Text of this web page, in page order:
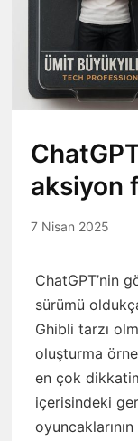
aksiyon
7 Nisan 2025
ChatGPT’nin
sürümü
Ghibli tarzı
oluşturma
en çok
içerisindeki